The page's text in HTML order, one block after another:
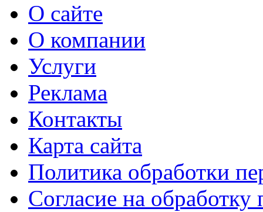
О сайте
О компании
Услуги
Реклама
Контакты
Карта сайта
Политика обработки
Согласие на